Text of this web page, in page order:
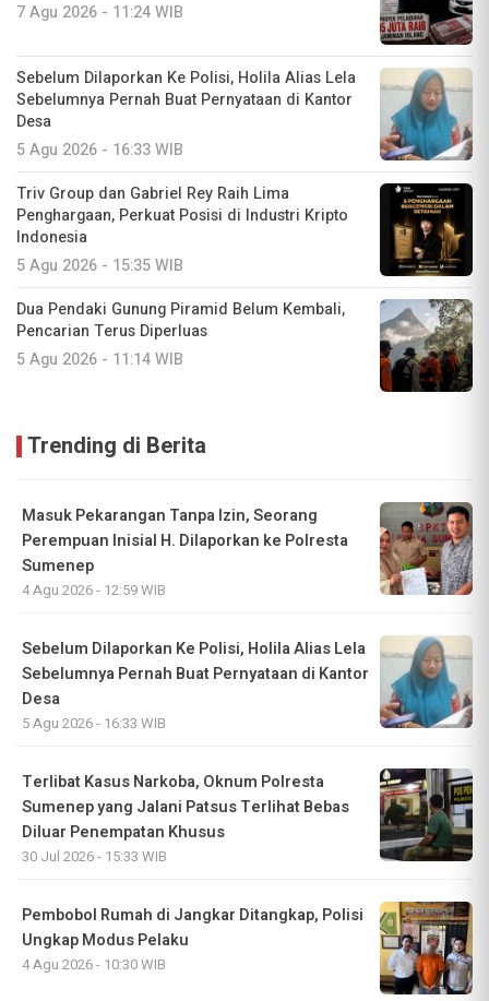
7 Agu 2026 - 11:24 WIB
Sebelum Dilaporkan Ke Polisi, Holila Alias Lela
Sebelumnya Pernah Buat Pernyataan di Kantor
Desa
5 Agu 2026 - 16:33 WIB
Triv Group dan Gabriel Rey Raih Lima
Penghargaan, Perkuat Posisi di Industri Kripto
Indonesia
5 Agu 2026 - 15:35 WIB
Dua Pendaki Gunung Piramid Belum Kembali,
Pencarian Terus Diperluas
5 Agu 2026 - 11:14 WIB
Trending di Berita
Masuk Pekarangan Tanpa Izin, Seorang
Perempuan Inisial H. Dilaporkan ke Polresta
Sumenep
4 Agu 2026 - 12:59 WIB
Sebelum Dilaporkan Ke Polisi, Holila Alias Lela
Sebelumnya Pernah Buat Pernyataan di Kantor
Desa
5 Agu 2026 - 16:33 WIB
Terlibat Kasus Narkoba, Oknum Polresta
Sumenep yang Jalani Patsus Terlihat Bebas
Diluar Penempatan Khusus
30 Jul 2026 - 15:33 WIB
Pembobol Rumah di Jangkar Ditangkap, Polisi
Ungkap Modus Pelaku
4 Agu 2026 - 10:30 WIB